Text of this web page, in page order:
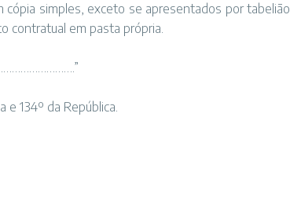
simples, exceto se apresentados por tabelião
contratual em pasta própria.
e 134º da República.